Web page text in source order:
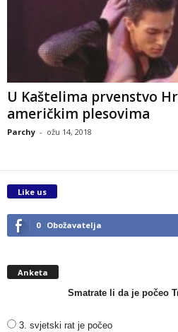
U Kaštelima prvenstvo
američkim plesovima
Parchy - ožu 14, 2018
Like us
0 Obožavatelja
Anketa
Smatrate li da je počeo
3. svjetski rat je počeo